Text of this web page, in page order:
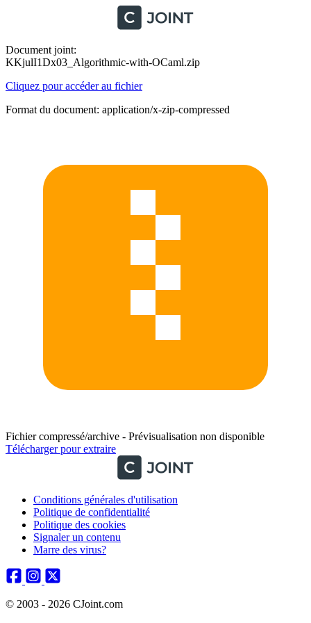
Document joint:
KKjulI1Dx03_Algorithmic-with-OCaml.zip
Cliquez pour accéder au fichier
Format du document: application/x-zip-compressed
Fichier compressé/archive - Prévisualisation non disponible
Télécharger pour extraire
Conditions générales d'utilisation
Politique de confidentialité
Politique des cookies
Signaler un contenu
Marre des virus?
© 2003 - 2026 CJoint.com